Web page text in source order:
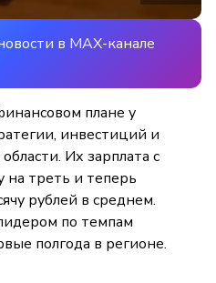
в MAX-канале
плане у
инвестиций и
Их зарплата с
на треть и теперь
рублей в среднем.
по темпам
полгода в регионе.